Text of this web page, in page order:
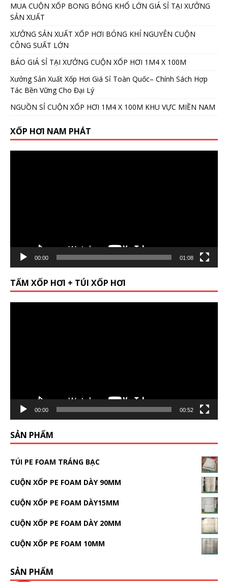
MUA CUỘN XỐP BONG BÓNG KHỔ LỚN GIÁ SỈ TẠI XƯỞNG
SẢN XUẤT
XƯỞNG SẢN XUẤT XỐP HƠI BÓNG KHÍ NGUYÊN CUỘN
CÔNG SUẤT LỚN
BÁO GIÁ SỈ TẠI XƯỞNG CUỘN XỐP HƠI 1M4 X 100M
Xưởng Sản Xuất Xốp Hơi Giá Sỉ Toàn Quốc– Chính Sách Hợp
Tác Bền Vững Cho Đại Lý
NGUỒN SỈ CUỘN XỐP HƠI 1M4 X 100M KHU VỰC MIỀN NAM
XỐP HƠI NAM PHÁT
00:00 01:08
TẤM XỐP HƠI + TÚI XỐP HƠI
00:00 00:52
SẢN PHẨM
TÚI PE FOAM TRÁNG BẠC
CUỘN XỐP PE FOAM DÀY 90MM
CUỘN XỐP PE FOAM DÀY15MM
CUỘN XỐP PE FOAM DÀY 20MM
CUỘN XỐP PE FOAM 10MM
SẢN PHẨM